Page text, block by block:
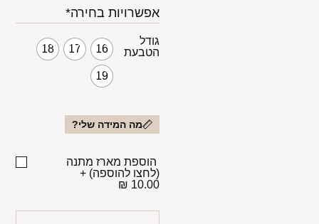
אפשרויות בחירה*
גודל
הטבעת
16
17
18
19
מה המידה שלי?
הוספת מארז מתנה
(לחצו להוספה) +
10.00 ₪